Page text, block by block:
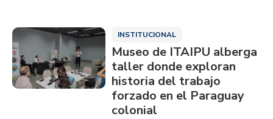
INSTITUCIONAL
Museo de ITAIPU alberga
taller donde exploran
historia del trabajo
forzado en el Paraguay
colonial